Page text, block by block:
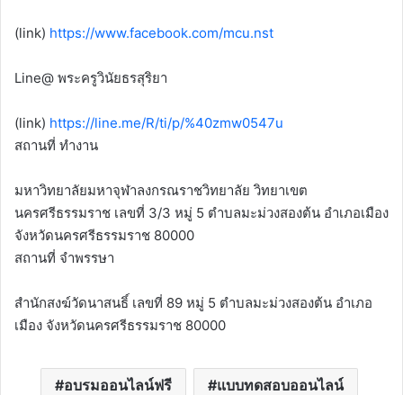
(link) https://www.facebook.com/mcu.nst
Line@ พระครูวินัยธรสุริยา
(link) https://line.me/R/ti/p/%40zmw0547u
สถานที่ ทำงาน
มหาวิทยาลัยมหาจุฬาลงกรณราชวิทยาลัย วิทยาเขต
นครศรีธรรมราช เลขที่ 3/3 หมู่ 5 ตำบลมะม่วงสองต้น อำเภอเมือง
จังหวัดนครศรีธรรมราช 80000
สถานที่ จำพรรษา
สำนักสงฆ์วัดนาสนธิ์ เลขที่ 89 หมู่ 5 ตำบลมะม่วงสองต้น อำเภอ
เมือง จังหวัดนครศรีธรรมราช 80000
อบรมออนไลน์ฟรี แบบทดสอบออนไลน์